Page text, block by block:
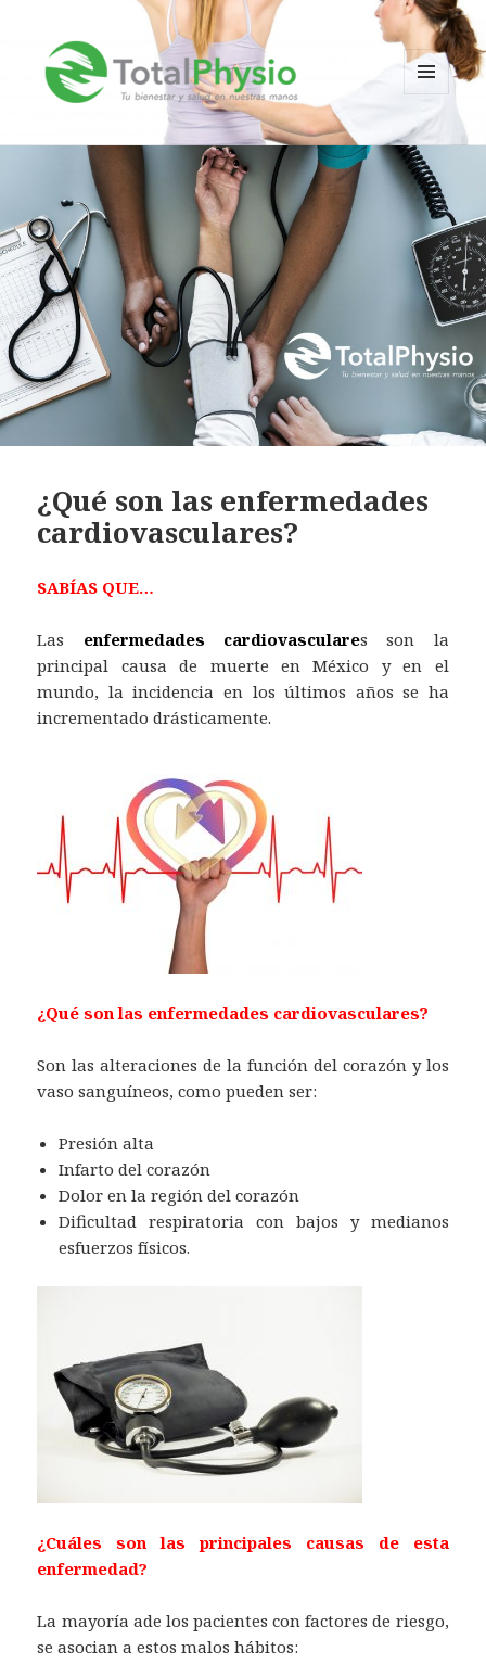
TotalPhysio
Y
WIDGETS
¿Qué son las enfermedades
cardiovasculares?
SABÍAS QUE…
Las enfermedades cardiovasculares son la
principal causa de muerte en México y en el
mundo, la incidencia en los últimos años se ha
incrementado drásticamente.
¿Qué son las enfermedades cardiovasculares?
Son las alteraciones de la función del corazón y los
vaso sanguíneos, como pueden ser:
Presión alta
Infarto del corazón
Dolor en la región del corazón
Dificultad respiratoria con bajos y medianos
esfuerzos físicos.
¿Cuáles son las principales causas de esta
enfermedad?
La mayoría ade los pacientes con factores de riesgo,
se asocian a estos malos hábitos: